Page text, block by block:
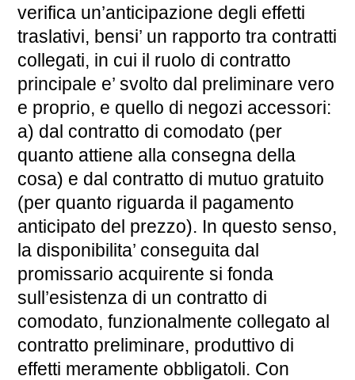
verifica un’anticipazione degli effetti
traslativi, bensi’ un rapporto tra contratti
collegati, in cui il ruolo di contratto
principale e’ svolto dal preliminare vero
e proprio, e quello di negozi accessori:
a) dal contratto di comodato (per
quanto attiene alla consegna della
cosa) e dal contratto di mutuo gratuito
(per quanto riguarda il pagamento
anticipato del prezzo). In questo senso,
la disponibilita’ conseguita dal
promissario acquirente si fonda
sull’esistenza di un contratto di
comodato, funzionalmente collegato al
contratto preliminare, produttivo di
effetti meramente obbligatoli. Con